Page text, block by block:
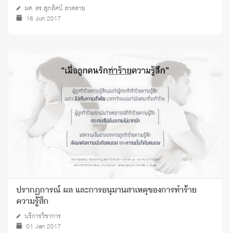
ผศ. ดร.สุภลัคน์ ลวดลาย
16 Jun 2017
ปรากฏการณ์ ผล และการอนุมานสาเหตุของการทำร้าย
ความรู้สึก
บริการวิชาการ
01 Jan 2017